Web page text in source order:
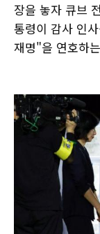
장을 놓자 큐브
통령이 감사 인
재명"을 연호하